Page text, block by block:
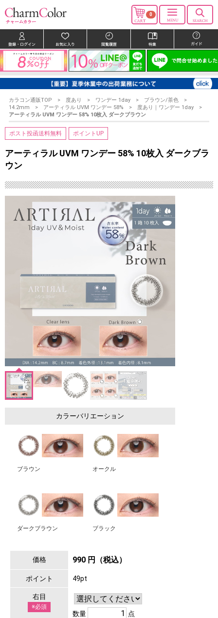
0
カラコン通販TOP 度あり ワンデー 1day
ブラウン/茶色
14.2mm
アーティラル UVM ワンデー 58%
度あり｜ワンデー 1day
アーティラル UVM ワンデー 58% 10枚入 ダークブラウン
ポスト投函送料無料 ポイントUP
アーティラル UVM ワンデー 58% 10枚入 ダークブラ
ウン
カラーバリエーション
ブラウン オークル
ダークブラウン ブラック
価格 990 円（税込）
ポイント 49pt
右目
※必須
数量 点